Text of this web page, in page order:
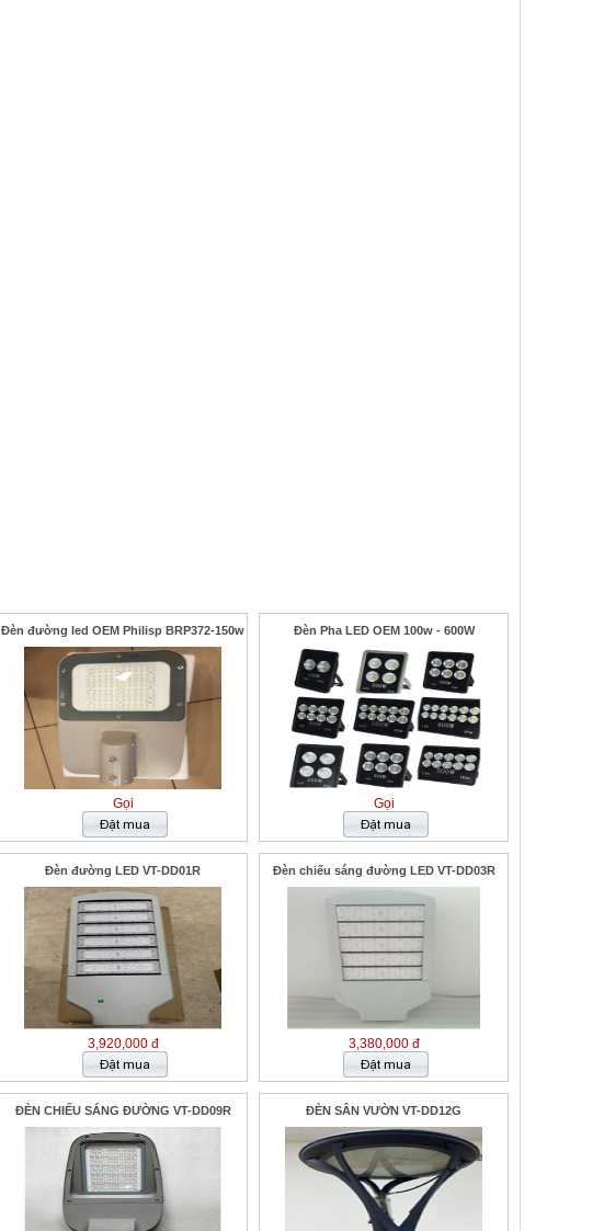
Đèn đường led OEM Philisp BRP372-150w
Gọi
Đèn Pha LED OEM 100w - 600W
Gọi
Đèn đường LED VT-DD01R
3,920,000 đ
Đèn chiếu sáng đường LED VT-DD03R
3,380,000 đ
ĐÈN CHIẾU SÁNG ĐƯỜNG VT-DD09R ĐÈN SÂN VƯỜN VT-DD12G